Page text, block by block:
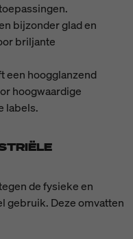
bijzonder glad en
briljante
een hoogglanzend
hoogwaardige
labels.
de fysieke en
gebruik. Deze omvatten